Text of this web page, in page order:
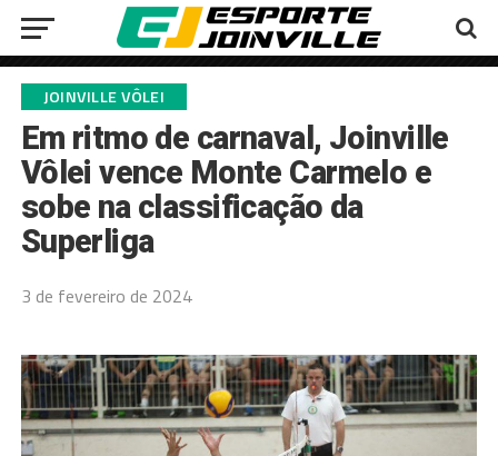
JOINVILLE VÔLEI
Em ritmo de carnaval, Joinville
Vôlei vence Monte Carmelo e
sobe na classificação da
Superliga
3 de fevereiro de 2024